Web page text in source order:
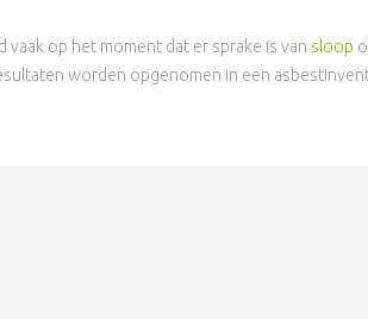
op het moment dat er sprake is van sloop
worden opgenomen in een